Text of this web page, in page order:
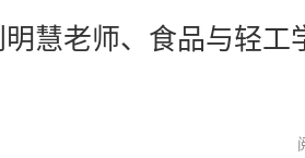
慧老师、食品与轻工